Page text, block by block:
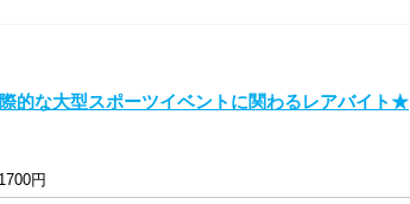
的な大型スポーツイベントに関わるレアバイト★
円